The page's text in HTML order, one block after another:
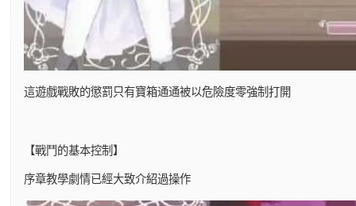
這遊戲戰敗的懲罰只有寶箱通通被以危險度零強制打開
【戰鬥的基本控制】
序章教學劇情已經大致介紹過操作